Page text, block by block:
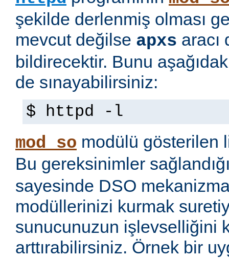
şekilde derlenmiş olması
mevcut değilse apxs aracı
bildirecektir. Bunu
de sınayabilirsiniz:
$ httpd -l
mod_so modülü gösterilen
Bu gereksinimler
sayesinde DSO
modüllerinizi kurmak
sunucunuzun işlevselliğini
arttırabilirsiniz. Örnek bir